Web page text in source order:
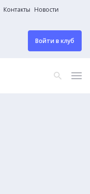
Контакты Новости
Войти в клуб